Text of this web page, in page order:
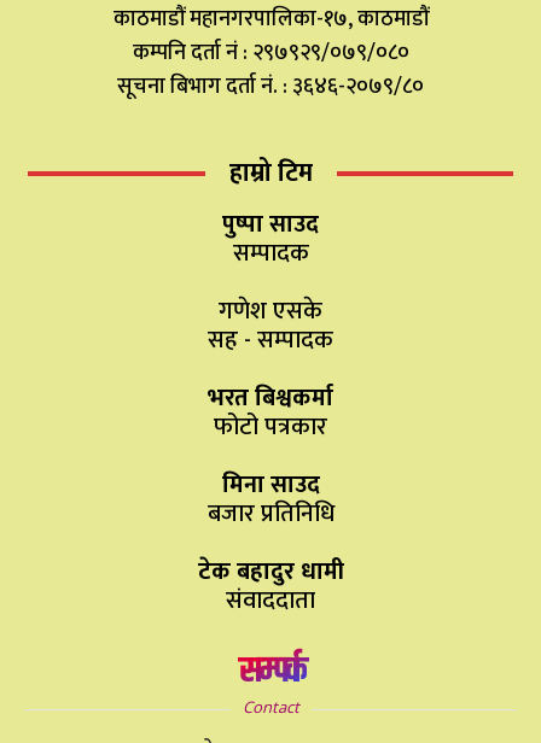
काठमाडौं महानगरपालिका-१७, काठमाडौं
कम्पनि दर्ता नं : २९७९२९/०७९/०८०
सूचना बिभाग दर्ता नं. : ३६४६-२०७९/८०
हाम्रो टिम
पुष्पा साउद
सम्पादक
गणेश एसके
सह - सम्पादक
भरत बिश्वकर्मा
फोटो पत्रकार
मिना साउद
बजार प्रतिनिधि
टेक बहादुर धामी
संवाददाता
सम्पर्क
Contact